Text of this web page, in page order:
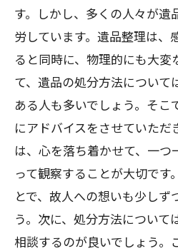
す。しかし、多くの人々が遺
労しています。遺品整理は、
ると同時に、物理的にも大変
て、遺品の処分方法について
ある人も多いでしょう。そこ
にアドバイスをさせていただ
は、心を落ち着かせて、一
って観察することが大切です
とで、故人への想いも少しず
う。次に、処分方法について
相談するのが良いでしょう。